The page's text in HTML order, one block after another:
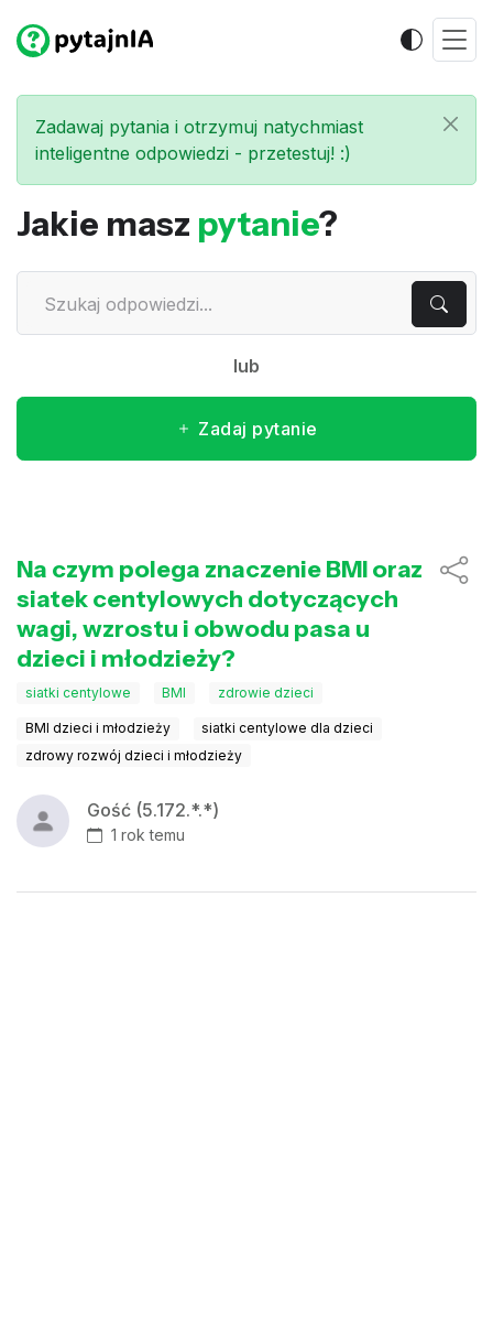
Zadawaj pytania i otrzymuj natychmiast
inteligentne odpowiedzi - przetestuj! :)
Jakie masz pytanie?
lub
Zadaj pytanie
Na czym polega znaczenie BMI oraz
siatek centylowych dotyczących
wagi, wzrostu i obwodu pasa u
dzieci i młodzieży?
siatki centylowe BMI zdrowie dzieci
BMI dzieci i młodzieży
siatki centylowe dla dzieci
zdrowy rozwój dzieci i młodzieży
Gość (5.172.*.*)
1 rok temu